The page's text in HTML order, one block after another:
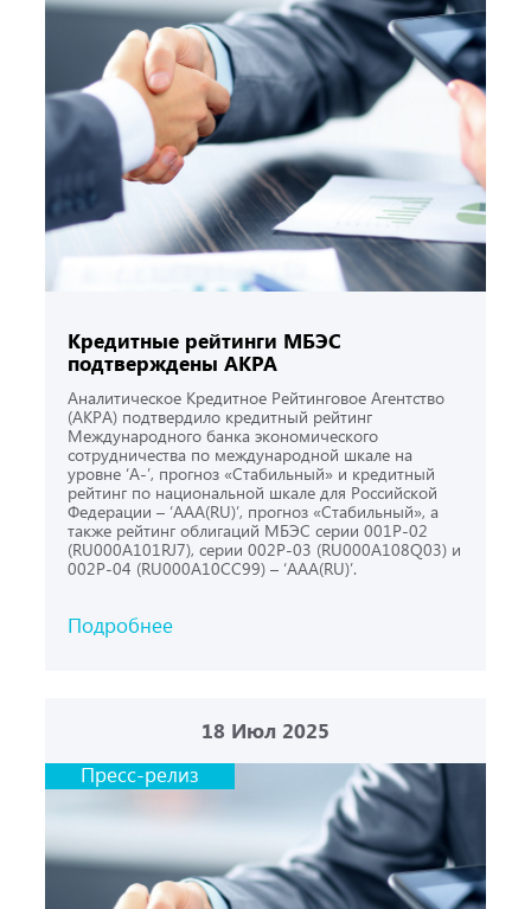
Кредитные рейтинги МБЭС
подтверждены АКРА
Аналитическое Кредитное Рейтинговое Агентство
(АКРА) подтвердило кредитный рейтинг
Международного банка экономического
сотрудничества по международной шкале на
уровне ‘A-’, прогноз «Стабильный» и кредитный
рейтинг по национальной шкале для Российской
Федерации – ‘AAA(RU)’, прогноз «Стабильный», а
также рейтинг облигаций МБЭС серии 001Р-02
(RU000A101RJ7), серии 002Р-03 (RU000A108Q03) и
002Р-04 (RU000A10CC99) – ‘AAA(RU)’.
Подробнее
18 Июл 2025
Пресс-релиз